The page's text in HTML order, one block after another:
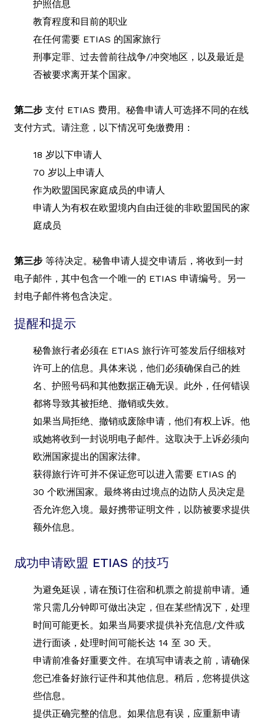
护照信息
教育程度和目前的职业
在任何需要 ETIAS 的国家旅行
刑事定罪、过去曾前往战争/冲突地区，以及最近是
否被要求离开某个国家。
第二步 支付 ETIAS 费用。秘鲁申请人可选择不同的在线
支付方式。请注意，以下情况可免缴费用：
18 岁以下申请人
70 岁以上申请人
作为欧盟国民家庭成员的申请人
申请人为有权在欧盟境内自由迁徙的非欧盟国民的家
庭成员
第三步 等待决定。秘鲁申请人提交申请后，将收到一封
电子邮件，其中包含一个唯一的 ETIAS 申请编号。另一
封电子邮件将包含决定。
提醒和提示
秘鲁旅行者必须在 ETIAS 旅行许可签发后仔细核对
许可上的信息。具体来说，他们必须确保自己的姓
名、护照号码和其他数据正确无误。此外，任何错误
都将导致其被拒绝、撤销或失效。
如果当局拒绝、撤销或废除申请，他们有权上诉。他
或她将收到一封说明电子邮件。这取决于上诉必须向
欧洲国家提出的国家法律。
获得旅行许可并不保证您可以进入需要 ETIAS 的
30 个欧洲国家。最终将由过境点的边防人员决定是
否允许您入境。最好携带证明文件，以防被要求提供
额外信息。
成功申请欧盟 ETIAS 的技巧
为避免延误，请在预订住宿和机票之前提前申请。通
常只需几分钟即可做出决定，但在某些情况下，处理
时间可能更长。如果当局要求提供补充信息/文件或
进行面谈，处理时间可能长达 14 至 30 天。
申请前准备好重要文件。在填写申请表之前，请确保
您已准备好旅行证件和其他信息。稍后，您将提供这
些信息。
提供正确完整的信息。如果信息有误，应重新申请